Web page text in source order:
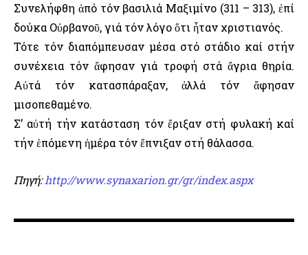
Συνελήφθη ἀπό τόν βασιλιά Μαξιμίνο (311 – 313), ἐπί
δούκα Οὐρβανοῦ, γιά τόν λόγο ὅτι ἦταν χριστιανός.
Τότε τόν διαπόμπευσαν μέσα στό στάδιο καί στήν
συνέχεια τόν ἄφησαν γιά τροφή στά ἄγρια θηρία.
Αὐτά τόν κατασπάραξαν, ἀλλά τόν ἄφησαν
μισοπεθαμένο.
Σ’ αὐτή τήν κατάσταση τόν ἔριξαν στή φυλακή καί
τήν ἑπόμενη ἡμέρα τόν ἔπνιξαν στή θάλασσα.
Πηγή:http://www.synaxarion.gr/gr/index.aspx